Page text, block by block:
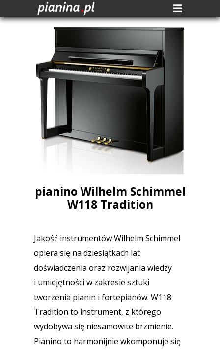
pianino Wilhelm Schimmel
W118 Tradition
Jakość instrumentów Wilhelm Schimmel
opiera się na dziesiątkach lat
doświadczenia oraz rozwijania wiedzy
i umiejętności w zakresie sztuki
tworzenia pianin i fortepianów. W118
Tradition to instrument, z którego
wydobywa się niesamowite brzmienie.
Pianino to harmonijnie wkomponuje się